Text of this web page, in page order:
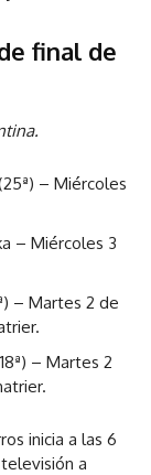
final de
– Miércoles
– Miércoles 3
– Martes 2 de
– Martes 2
inicia a las 6
a